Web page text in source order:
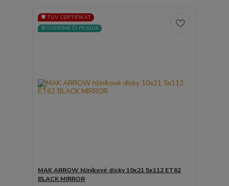
🛡️ TÜV CERTIFIKÁT
⚙️OVERÍME ČI PASUJE
MAK ARROW hliníkové disky 10x21 5x112 ET62
BLACK MIRROR